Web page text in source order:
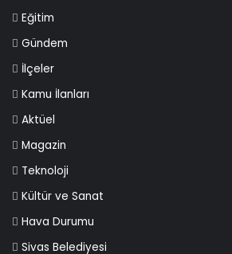
Eğitim
Gündem
İlçeler
Kamu İlanları
Aktüel
Magazin
Teknoloji
Kültür ve Sanat
Hava Durumu
Sivas Belediyesi